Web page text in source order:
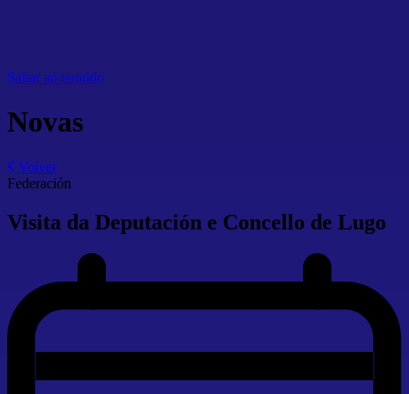
Saltar ao contido
Novas
Volver
Federación
Visita da Deputación e Concello de Lugo